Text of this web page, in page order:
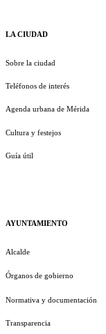
LA CIUDAD
Sobre la ciudad
Teléfonos de interés
Agenda urbana de Mérida
Cultura y festejos
Guía útil
AYUNTAMIENTO
Alcalde
Órganos de gobierno
Normativa y documentación
Transparencia